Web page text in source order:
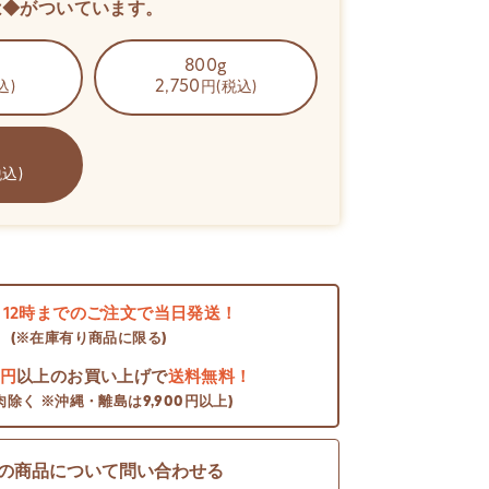
がついています。
)
800g
2,750 円(税込)
)
12時までのご注文で当日発送！
(※在庫有り商品に限る)
以上のお買い上げで送料無料！
除く ※沖縄・離島は9,900円以上)
商品について問い合わせる